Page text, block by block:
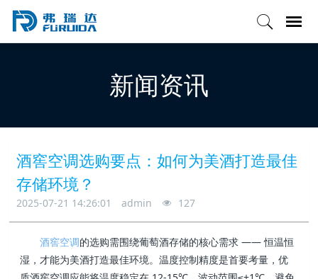
新闻资讯
酒窖空调选购要点：如何为美酒打造最佳
存储环境？
2025-07-21 14:26:01 admin 127
酒窖空调的选购需围绕葡萄酒存储的核心需求 —— 恒温恒
湿，才能为美酒打造最佳环境。温度控制精度是首要考量，优